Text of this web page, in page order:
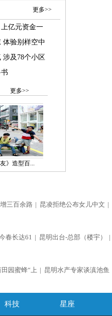
更多>>
亿元资金一
体验别样空中
及78个小区
更多>>
友》造型百...
三百余路 | 昆凌拒绝公布女儿中文 |
春长达61 | 昆明出台-总部（楼宇） |
园蜜蜂“上 | 昆明水产专家谈滇池鱼
科技 星座